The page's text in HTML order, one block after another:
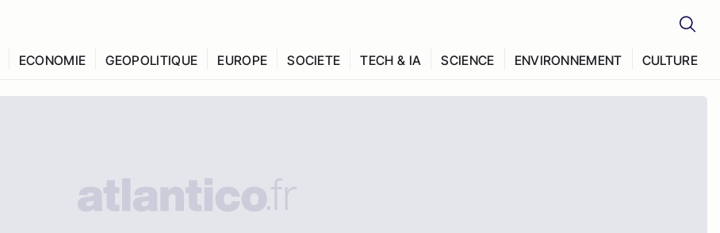
ECONOMIE GEOPOLITIQUE EUROPE SOCIETE TECH & IA SCIENCE ENVIRONNEMENT CULTURE